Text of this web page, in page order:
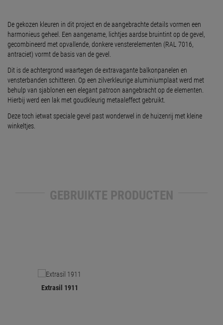
De gekozen kleuren in dit project en de aangebrachte details vormen een
harmonieus geheel. Een aangename, lichtjes aardse bruintint op de gevel,
gecombineerd met opvallende, donkere vensterelementen (RAL 7016,
antraciet) vormt de basis van de gevel.
Dit is de achtergrond waartegen de extravagante balkonpanelen en
vensterbanden schitteren. Op een zilverkleurige aluminiumplaat werd met
behulp van sjablonen een elegant patroon aangebracht op de elementen.
Hierbij werd een lak met goudkleurig metaaleffect gebruikt.
Deze toch ietwat speciale gevel past wonderwel in de huizenrij met kleine
winkeltjes.
GEBRUIKTE PRODUCTEN
Extrasil 1911